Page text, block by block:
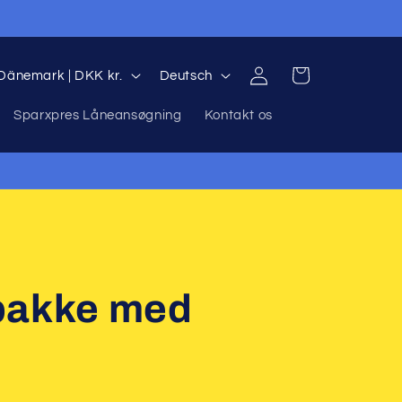
Sparxpres Låneansøgning Kontakt os
Dänemark | DKK kr.
S
r
a
c
Deutsch EinloggenWarenkorb
med